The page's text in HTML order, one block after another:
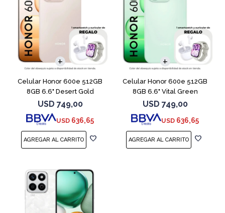
Celular Honor 600e 512GB
8GB 6.6" Desert Gold
USD 749,00
USD 636,65
COMPARAR
Celular Honor 600e 512GB
8GB 6.6" Vital Green
USD 749,00
USD 636,65
COMPARAR